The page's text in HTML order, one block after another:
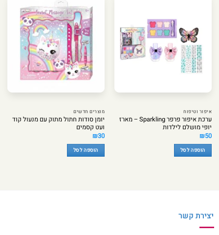
איפור וטיפוח
ערכת איפור פרפר Sparkling – מארז
יופי מושלם לילדות
₪50
הוספה לסל
מוצרים חדשים
יומן סודות חתול מתוק עם מנעול קוד
ועט קסמים
₪30
הוספה לסל
יצירת קשר